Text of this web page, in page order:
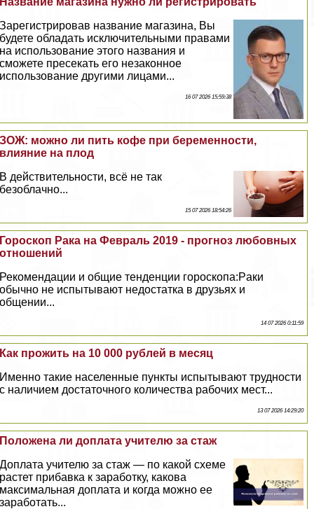
Зарегистрировав название магазина, Вы
будете обладать исключительными правами
на использование этого названия и
сможете пресекать его незаконное
использование другими лицами...
16 07 2026 15:59:38
ЗОЖ: можно ли пить кофе при беременности,
влияние на плод
В действительности, всё не так
безоблачно...
15 07 2026 18:54:26
Гороскоп Paка на Февраль 2019 - прогноз любовных
отношений
Рекомендации и общие тенденции гороскопа:Paки
обычно не испытывают недостатка в друзьях и
общении...
14 07 2026 0:11:59
Как прожить на 10 000 рублей в месяц
Именно такие населенные пункты испытывают трудности
с наличием достаточного количества рабочих мест...
13 07 2026 14:29:20
Положена ли доплата учителю за стаж
Доплата учителю за стаж — по какой схеме
растет прибавка к заработку, какова
максимальная доплата и когда можно ее
заработать...